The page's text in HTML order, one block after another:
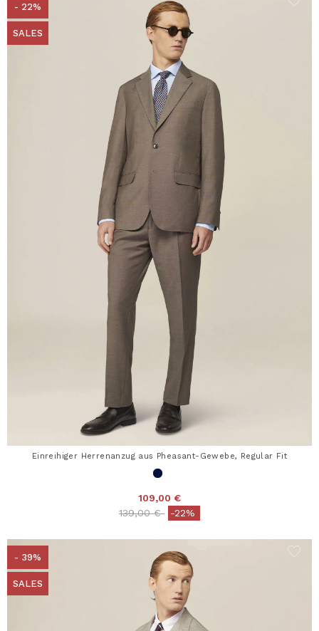
- 22%
SALES
Einreihiger Herrenanzug aus Pheasant-Gewebe, Regular Fit
109,00 €
Price reduced from
139,00 €to-22%
- 39%
SALES